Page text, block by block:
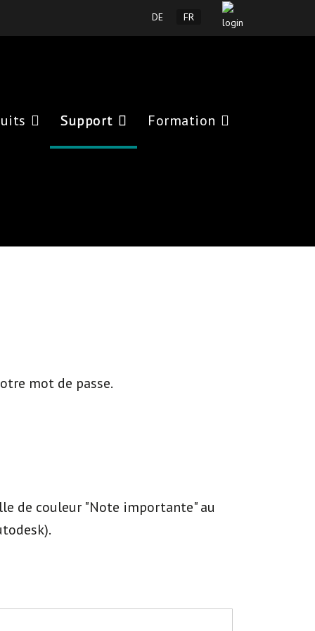
Sélectionnez votre langue
DE FR
Support Formation
mot de passe.
de couleur "Note importante" au